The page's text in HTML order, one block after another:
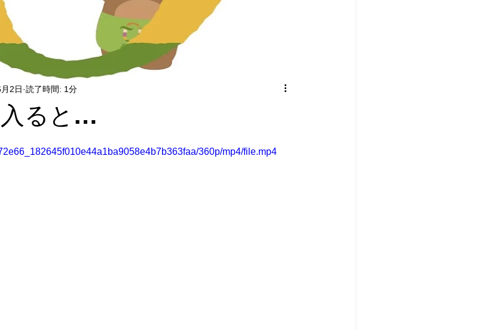
ると…
2日 読了時間: 1分
360p/mp4/file.mp4